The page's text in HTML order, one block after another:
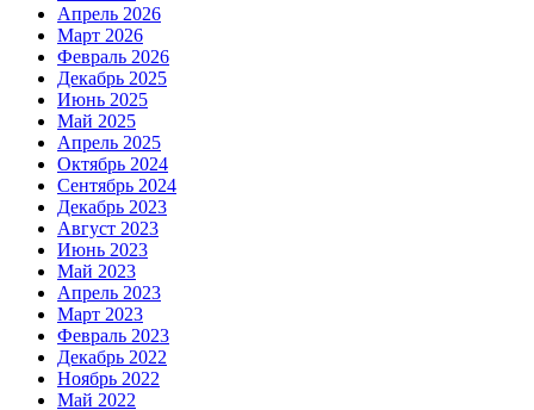
Апрель 2026
Март 2026
Февраль 2026
Декабрь 2025
Июнь 2025
Май 2025
Апрель 2025
Октябрь 2024
Сентябрь 2024
Декабрь 2023
Август 2023
Июнь 2023
Май 2023
Апрель 2023
Март 2023
Февраль 2023
Декабрь 2022
Ноябрь 2022
Май 2022